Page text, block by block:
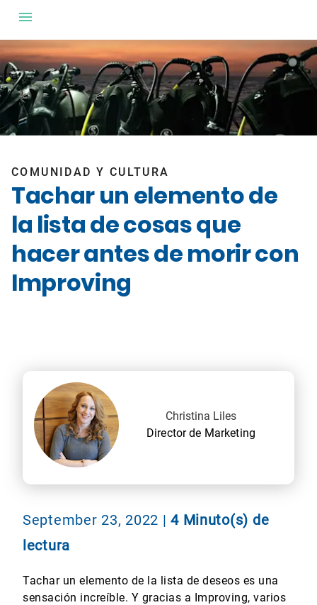
COMUNIDAD Y CULTURA
Tachar un elemento de
la lista de cosas que
hacer antes de morir con
Improving
Christina Liles
Director de Marketing
September 23, 2022 | 4 Minuto(s) de
lectura
Tachar un elemento de la lista de deseos es una
sensación increíble. Y gracias a Improving, varios